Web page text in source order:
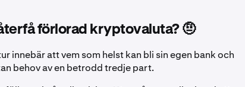
förlorad kryptovaluta? 🤨
innebär att vem som helst kan bli sin egen bank och
behov av en betrodd tredje part.